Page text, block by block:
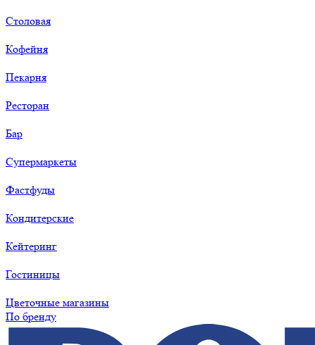
Столовая
Кофейня
Пекарня
Ресторан
Бар
Супермаркеты
Фастфуды
Кондитерские
Кейтеринг
Гостиницы
Цветочные магазины
По бренду